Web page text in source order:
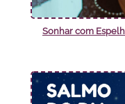
Sonhar com